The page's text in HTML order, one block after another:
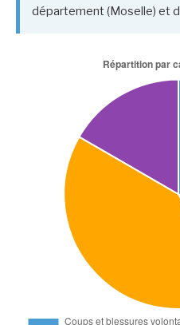
département (Moselle) et